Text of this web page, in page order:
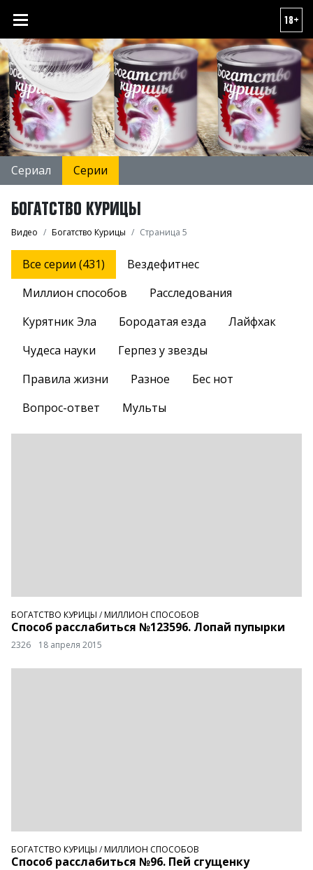
18+
Сериал Серии
БОГАТСТВО КУРИЦЫ
Видео Богатство Курицы Страница 5
Все серии (431)
Вездефитнес
Миллион способов
Расследования
Курятник Эла
Бородатая езда
Лайфхак
Чудеса науки
Герпез у звезды
Правила жизни
Разное
Бес нот
Вопрос-ответ
Мульты
БОГАТСТВО КУРИЦЫ /МИЛЛИОН СПОСОБОВ
Способ расслабиться №123596. Лопай пупырки
2326 18 апреля 2015
БОГАТСТВО КУРИЦЫ /МИЛЛИОН СПОСОБОВ
Способ расслабиться №96. Пей сгущенку